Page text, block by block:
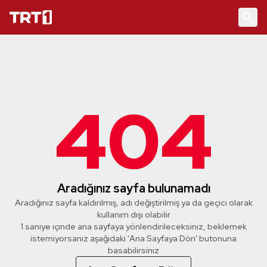
404
Aradığınız sayfa bulunamadı
Aradığınız sayfa kaldırılmış, adı değiştirilmiş ya da geçici olarak
kullanım dışı olabilir
1 saniye içinde ana sayfaya yönlendirileceksiniz, beklemek
istemiyorsanız aşağıdaki 'Ana Sayfaya Dön' butonuna
basabilirsiniz